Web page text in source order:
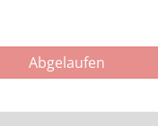
Abgelaufen